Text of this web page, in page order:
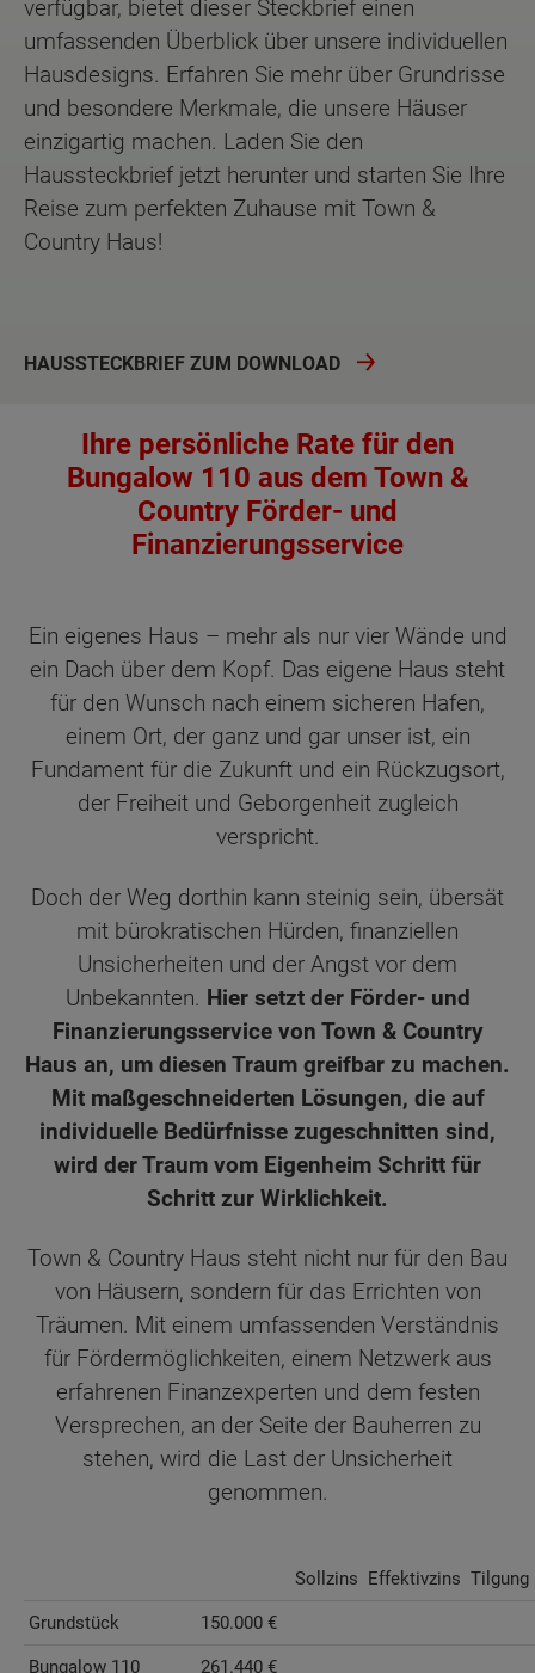
verfügbar, bietet dieser Steckbrief einen
umfassenden Überblick über unsere individuellen
Hausdesigns. Erfahren Sie mehr über Grundrisse
und besondere Merkmale, die unsere Häuser
einzigartig machen. Laden Sie den
Haussteckbrief jetzt herunter und starten Sie Ihre
Reise zum perfekten Zuhause mit Town &
Country Haus!
HAUSSTECKBRIEF ZUM DOWNLOAD
Ihre persönliche Rate für den
Bungalow 110 aus dem Town &
Country Förder- und
Finanzierungsservice
Ein eigenes Haus – mehr als nur vier Wände und
ein Dach über dem Kopf. Das eigene Haus steht
für den Wunsch nach einem sicheren Hafen,
einem Ort, der ganz und gar unser ist, ein
Fundament für die Zukunft und ein Rückzugsort,
der Freiheit und Geborgenheit zugleich
verspricht.
Doch der Weg dorthin kann steinig sein, übersät
mit bürokratischen Hürden, finanziellen
Unsicherheiten und der Angst vor dem
Unbekannten. Hier setzt der Förder- und
Finanzierungsservice von Town & Country
Haus an, um diesen Traum greifbar zu machen.
Mit maßgeschneiderten Lösungen, die auf
individuelle Bedürfnisse zugeschnitten sind,
wird der Traum vom Eigenheim Schritt für
Schritt zur Wirklichkeit.
Town & Country Haus steht nicht nur für den Bau
von Häusern, sondern für das Errichten von
Träumen. Mit einem umfassenden Verständnis
für Fördermöglichkeiten, einem Netzwerk aus
erfahrenen Finanzexperten und dem festen
Versprechen, an der Seite der Bauherren zu
stehen, wird die Last der Unsicherheit
genommen.
Sollzins Effektivzins Tilgung
Grundstück 150.000 €
Bungalow 110 261.440 €